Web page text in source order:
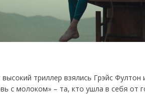
высокий триллер взялись Грэйс
с молоком» – та, кто ушла в себя от